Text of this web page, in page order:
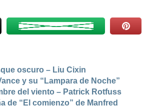
oscuro – Liu Cixin
y su “Lampara de Noche”
del viento – Patrick Rotfuss
de “El comienzo” de Manfred